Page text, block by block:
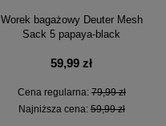
Worek bagażowy Deuter Mesh
Sack 5 papaya-black
59,99 zł
Cena regularna:79,99 zł
Najniższa cena:59,99 zł